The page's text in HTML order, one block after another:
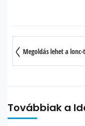
Továbbiak a